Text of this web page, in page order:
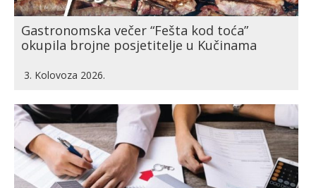
Gastronomska večer “Fešta kod toća”
okupila brojne posjetitelje u Kučinama
3. Kolovoza 2026.